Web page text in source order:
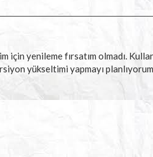
için yenileme fırsatım olmadı.
yükseltimi yapmayı